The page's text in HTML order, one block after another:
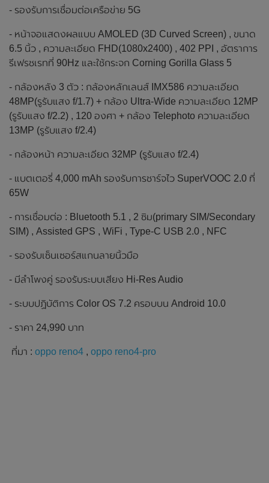
- รองรับการเชื่อมต่อเครือข่าย 5G
- หน้าจอแสดงผลแบบ AMOLED (3D Curved Screen) , ขนาด
6.5 นิ้ว , ความละเอียด FHD(1080x2400) , 402 PPI , อัตราการ
รีเฟรชเรทที่ 90Hz และใช้กระจก Corning Gorilla Glass 5
- กล้องหลัง 3 ตัว : กล้องหลักเลนส์ IMX586 ความละเอียด
48MP(รูรับแสง f/1.7) + กล้อง Ultra-Wide ความละเอียด 12MP
(รูรับแสง f/2.2) , 120 องศา + กล้อง Telephoto ความละเอียด
13MP (รูรับแสง f/2.4)
- กล้องหน้า ความละเอียด 32MP (รูรับแสง f/2.4)
- แบตเตอรี่ 4,000 mAh รองรับการชาร์จไว SuperVOOC 2.0 ที่
65W
- การเชื่อมต่อ : Bluetooth 5.1 , 2 ซิม(primary SIM/Secondary
SIM) , Assisted GPS , WiFi , Type-C USB 2.0 , NFC
- รองรับเซ็นเซอร์สแกนลายนิ้วมือ
- มีลำโพงคู่ รองรับระบบเสียง Hi-Res Audio
- ระบบปฏิบัติการ Color OS 7.2 ครอบบน Android 10.0
- ราคา 24,990 บาท
ที่มา : oppo reno4 , oppo reno4-pro